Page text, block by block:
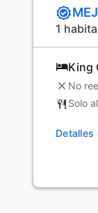
1
King
No
Solo
Detalles